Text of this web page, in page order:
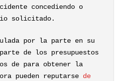
concediendo o
solicitado.
por la parte en su
de los presupuestos
de para obtener la
pueden reputarse de